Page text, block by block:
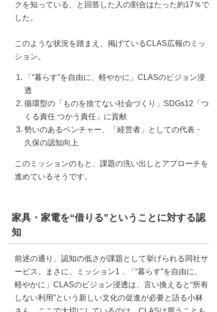
クを知っている、と回答した人の割合はたった約17％で
した。
このような状況を踏まえ、掲げているCLAS広報のミッ
ション。
「“暮らす”を自由に、軽やかに」CLASのビジョン浸
透
循環型の「ものを捨てない社会づくり」SDGs12「つ
くる責任 つかう責任」に貢献
勢いのあるベンチャー、「経営者」としての代表・
久保の認知向上
このミッションのもと、課題の洗い出しとアプローチを
進めているそうです。
家具・家電を“借りる”ということに対する認
知
前述の通り、認知の低さが課題として挙げられる同社サ
ービス。まさに、ミッション1．「“暮らす”を自由に、
軽やかに」CLASのビジョン浸透は、言い換えると“所有
しない利用”という新しい文化の促進が必要と語る小林